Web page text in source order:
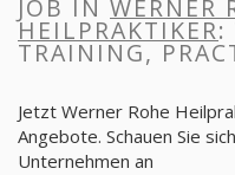
JOB IN WERNER
HEILPRAKTIKER:
TRAINING,
Jetzt Werner Rohe
Angebote. Schauen Sie
Unternehmen an